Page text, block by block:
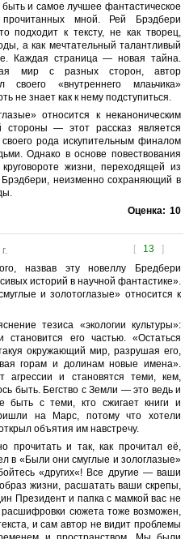
и самое лучшее фантастическое
мной. Рей Брэдбери
подходит к тексту, не как творец,
а как мечтательный талантливый
Каждая страница — новая тайна.
мир с разных сторон, автор
«внутреннего млаьчика»
не знает как к нему подступиться.
относится к неканоническим
— этот рассказ является
рода искупительным финалом
Однако в основе повествования
жизни, переходящей из
неизменно сохраняющий в
Оценка: 10
[ 13 ]
назвав эту новеллу Бредбери
историй в научной фантастике».
и золотоглазые» относится к
тезиса «экологии культуры»:
его частью. «Остаться
окружающий мир, разрушая его,
горам и долинам новые имена».
агрессии и становятся теми, кем,
быть. Бегство с Земли — это ведь и
быть с теми, кто сжигает книги и
на Марс, потому что хотели
объятия им навстречу.
прочитать и так, как прочитал её,
в «Были они смуглые и зологлазые»
«других«! Все другие — ваши
жизни, расшатать ваши скрепы,
Президент и папка с мамкой вас не
расшифровки сюжета тоже возможен,
и сам автор не видит проблемы